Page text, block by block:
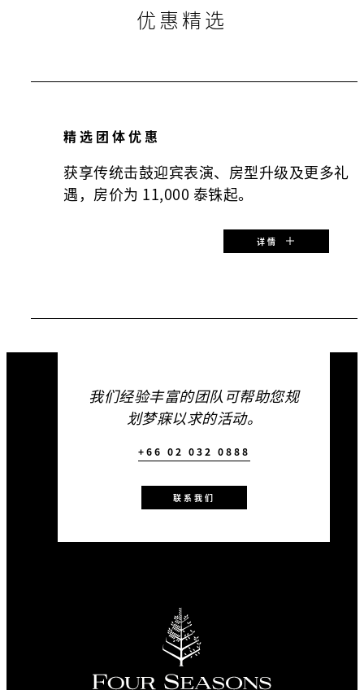
优惠精选
精选团体优惠
获享传统击鼓迎宾表演、房型升级及更多礼
遇，房价为 11,000 泰铢起。
详情
特惠起始价：
2027年06月01日 – 2027年08
月31日
在团体成员集中抵达的高峰，
于入口门廊举行传统迎宾特别
表演
付费预订每满 30 间客房，可
我们经验丰富的团队可帮助您规
划梦寐以求的活动。
+66 02 032 0888
联系我们